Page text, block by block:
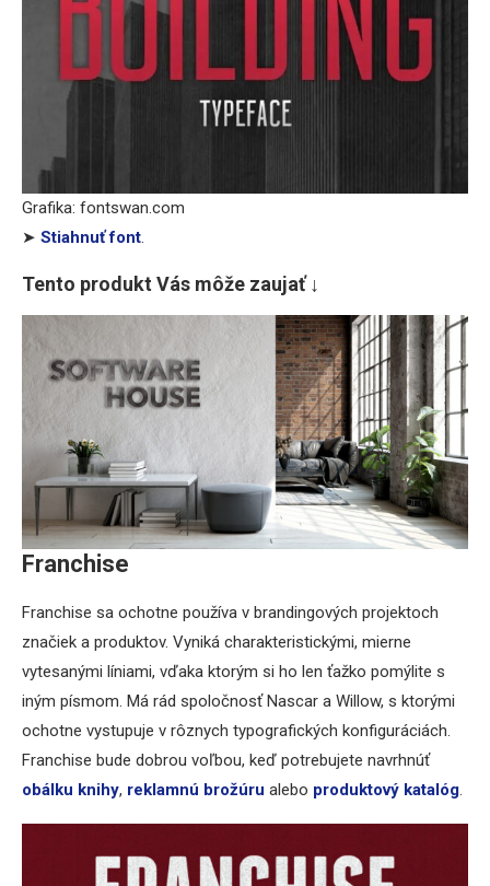
Grafika: fontswan.com
➤ Stiahnuť font.
Tento produkt Vás môže zaujať ↓
Franchise
Franchise sa ochotne používa v brandingových projektoch
značiek a produktov. Vyniká charakteristickými, mierne
vytesanými líniami, vďaka ktorým si ho len ťažko pomýlite s
iným písmom. Má rád spoločnosť Nascar a Willow, s ktorými
ochotne vystupuje v rôznych typografických konfiguráciách.
Franchise bude dobrou voľbou, keď potrebujete navrhnúť
obálku knihy, reklamnú brožúru alebo produktový katalóg